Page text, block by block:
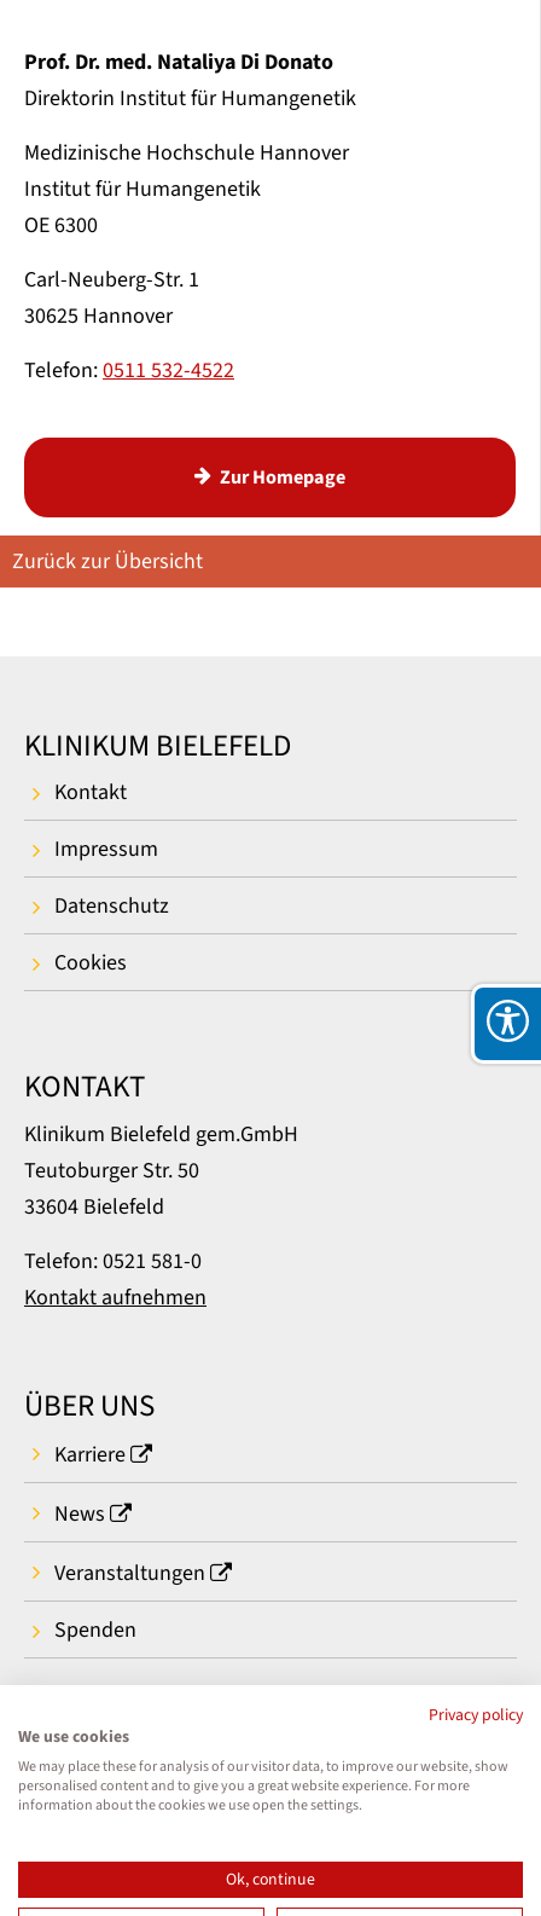
Prof. Dr. med. Nataliya Di Donato
Direktorin Institut für Humangenetik
Medizinische Hochschule Hannover
Institut für Humangenetik
OE 6300
Carl-Neuberg-Str. 1
30625 Hannover
Telefon:0511 532-4522
Zur Homepage
Zurück zur Übersicht
KLINIKUM BIELEFELD
Kontakt
Impressum
Datenschutz
Cookies
KONTAKT
Klinikum Bielefeld gem.GmbH
Teutoburger Str. 50
33604 Bielefeld
Telefon: 0521 581-0
Kontakt aufnehmen
ÜBER UNS
Karriere
News
Veranstaltungen
Spenden
Privacy policy
We use cookies
We may place these for analysis of our visitor data, to improve our website, show
personalised content and to give you a great website experience. For more
information about the cookies we use open the settings.
Ok, continue